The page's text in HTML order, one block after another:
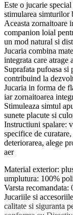
Este o jucarie
stimularea simturilor
Aceasta zornaitoare
companion loial
un mod natural si
Jucaria combina
integrata care atrage
Suprafata pufoasa
contribuind la
Jucaria in forma de
iar zornaitoarea
Stimuleaza simtul
sunete placute si
Instructiuni spalare:
specifice de
deteriorarea, alege
aer
Material exterior:
umplutura: 100%
Varsta recomandata:
Jucariile si
calitate si siguranta